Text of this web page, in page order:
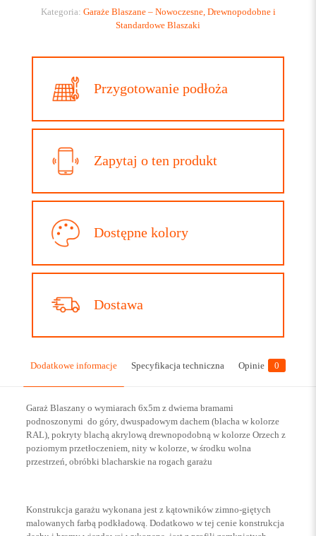
Orzech
POZIOMY
obróbkami
Kategoria: Garaże Blaszane – Nowoczesne, Drewnopodobne i
Standardowe Blaszaki
Przygotowanie podłoża
Zapytaj o ten produkt
Dostępne kolory
Dostawa
Dodatkowe informacje Specyfikacja techniczna Opinie 0
Garaż Blaszany o wymiarach 6x5m z dwiema bramami
podnoszonymi do góry, dwuspadowym dachem (blacha w kolorze
RAL), pokryty blachą akrylową drewnopodobną w kolorze Orzech z
poziomym przetłoczeniem, nity w kolorze, w środku wolna
przestrzeń, obróbki blacharskie na rogach garażu
Konstrukcja garażu wykonana jest z kątowników zimno-giętych
malowanych farbą podkładową. Dodatkowo w tej cenie konstrukcja